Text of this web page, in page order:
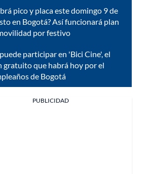
pico y placa este domingo 9 de
en Bogotá? Así funcionará plan
por festivo
participar en 'Bici Cine', el
gratuito que habrá hoy por el
de Bogotá
PUBLICIDAD